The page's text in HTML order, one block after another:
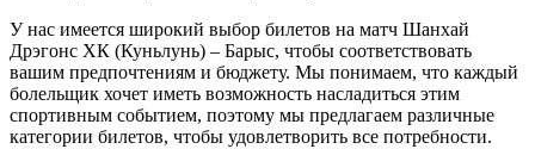
У нас имеется широкий выбор билетов на матч Шанхай
Дрэгонс ХК (Куньлунь) – Барыс, чтобы соответствовать
вашим предпочтениям и бюджету. Мы понимаем, что каждый
болельщик хочет иметь возможность насладиться этим
спортивным событием, поэтому мы предлагаем различные
категории билетов, чтобы удовлетворить все потребности.